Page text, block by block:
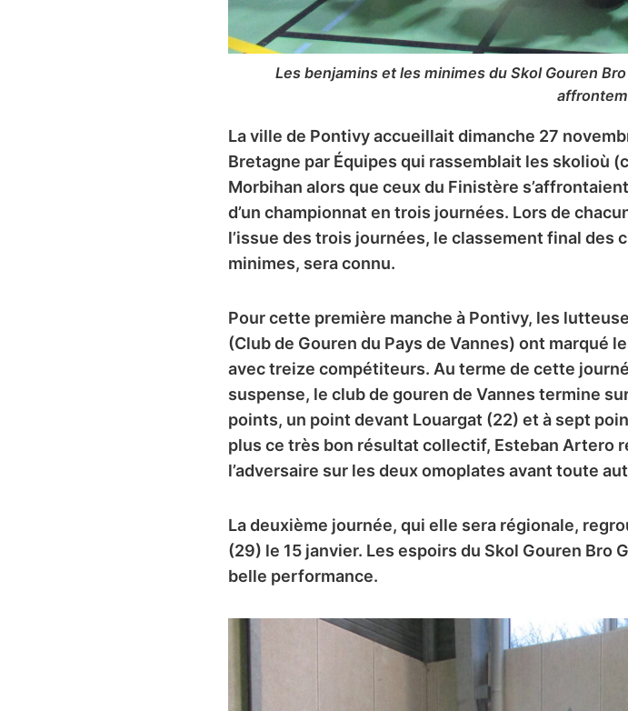
Les benjamins et les minimes du Skol Gouren
La ville de Pontivy accueillait dimanche 27
Bretagne par Équipes qui rassemblait les skolioù
Morbihan alors que ceux du Finistère
d’un championnat en trois journées. Lors de
l’issue des trois journées, le classement final des
minimes, sera connu.
Pour cette première manche à Pontivy, les
(Club de Gouren du Pays de Vannes) ont marqué
avec treize compétiteurs. Au terme de cette
suspense, le club de gouren de Vannes termine
points, un point devant Louargat (22) et à sept
plus ce très bon résultat collectif, Esteban Artero
l’adversaire sur les deux omoplates avant toute
La deuxième journée, qui elle sera régionale,
(29) le 15 janvier. Les espoirs du Skol Gouren
belle performance.